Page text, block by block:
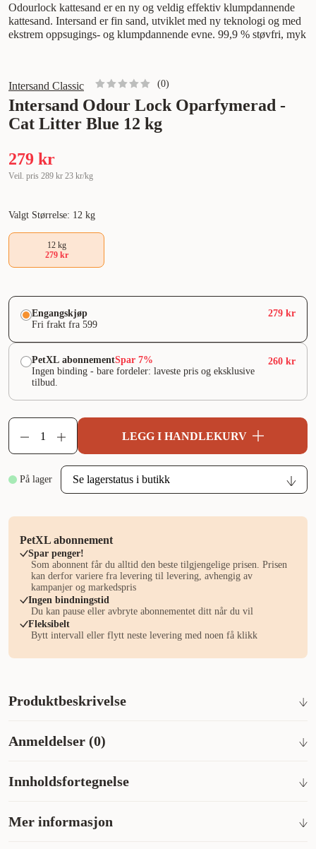
Odourlock kattesand er en ny og veldig effektiv klumpdannende
kattesand. Intersand er fin sand, utviklet med ny teknologi og med
ekstrem oppsugings- og klumpdannende evne. 99,9 % støvfri, myk
Intersand Odour Lock Oparfymerad -
Cat Litter Blue 12 kg
Intersand Classic (0)
279 kr
Veil. pris 289 kr 23 kr/kg
Valgt Størrelse: 12 kg
12 kg
279 kr
Engangskjøp
Fri frakt fra 599
279 kr
PetXL abonnementSpar 7%
Ingen binding - bare fordeler: laveste pris og eksklusive
tilbud.
260 kr
LEGG I HANDLEKURV
På lager
PetXL abonnement
Spar penger!
Som abonnent får du alltid den beste tilgjengelige prisen. Prisen
kan derfor variere fra levering til levering, avhengig av
kampanjer og markedspris
Ingen bindningstid
Du kan pause eller avbryte abonnementet ditt når du vil
Fleksibelt
Bytt intervall eller flytt neste levering med noen få klikk
Produktbeskrivelse
Odourlock kattesand er en ny og veldig effektiv
ny teknologi og med ekstrem oppsugings- og klumpdannende
evne. 99,9 % støvfri, myk og behagelig for kattens poter.
Intersand.
Anmeldelser (0)
Hva synes andre kunder
et rent og luktfritt hjem – sanden støver minimalt, binder lukt
effektivt og danner faste klumper som gjør rengjøringen
Innholdsfortegnelse
Mer informasjon